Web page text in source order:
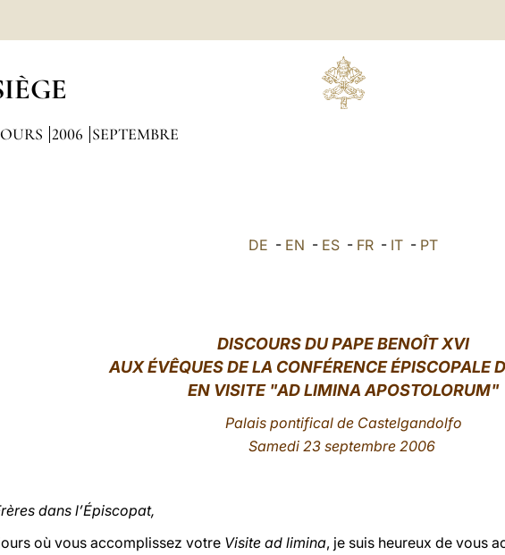
2006 SEPTEMBRE
DE - EN - ES - FR - IT - PT
DISCOURS DU PAPE BENOÎT XVI
AUX ÉVÊQUES DE LA CONFÉRENCE ÉPISCOPALE
EN VISITE "AD LIMINA APOSTOLORUM"
Palais pontifical de Castelgandolfo
Samedi 23 septembre 2006
dans l’Épiscopat,
où vous accomplissez votre Visite ad limina, je suis heureux de vous